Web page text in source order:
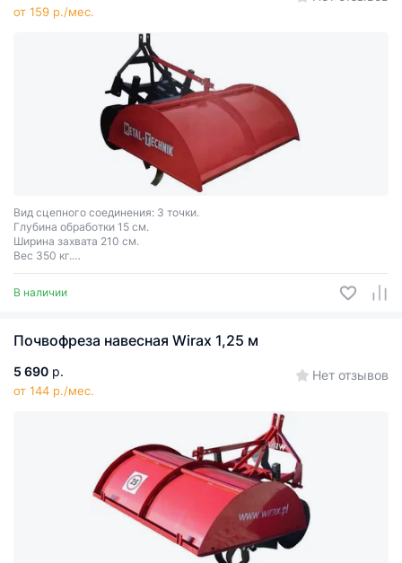
от 159 р./мес.
Вид сцепного соединения: 3 точки.
Глубина обработки 15 cм.
Ширина захвата 210 см.
Вес 350 кг.
Необходимая мощность трактора: 80 л.с.
В наличии
Почвофреза навесная Wirax 1,25 м
5 690 р.
от 144 р./мес.
Нет отзывов